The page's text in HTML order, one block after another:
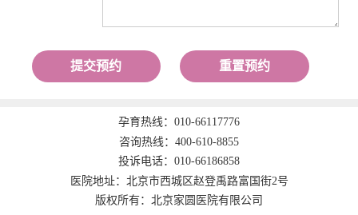
提交预约 重置预约
孕育热线： 010-66117776
咨询热线： 400-610-8855
投诉电话： 010-66186858
医院地址：北京市西城区赵登禹路富国街2号
版权所有：北京家圆医院有限公司